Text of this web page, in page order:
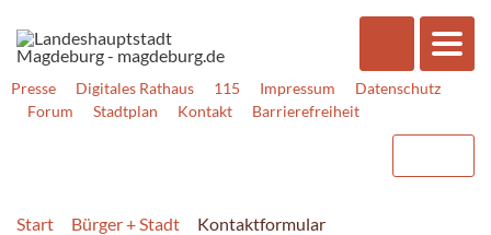
Presse Digitales Rathaus 115 Impressum
Datenschutz
Forum
Stadtplan Kontakt Barrierefreiheit
Start Bürger + Stadt Kontaktformular